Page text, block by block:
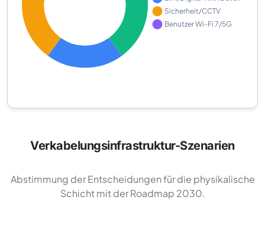
Verkabelungsinfrastruktur-Szenarien
Abstimmung der Entscheidungen für die physikalische
Schicht mit der Roadmap 2030.